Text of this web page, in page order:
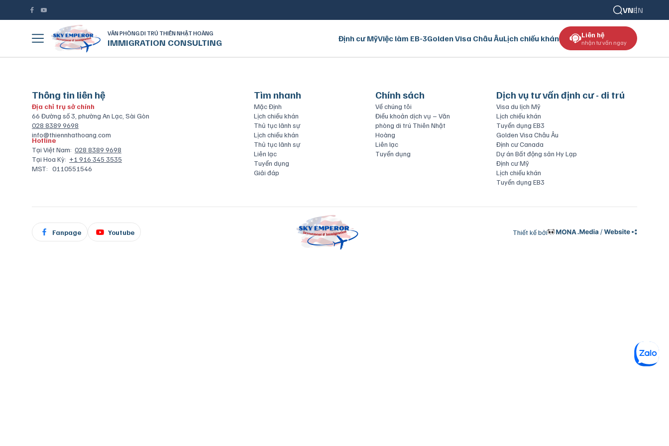
VNEN
VĂN PHÒNG DI TRÚ THIÊN NHẬT HOÀNG
IMMIGRATION CONSULTING Định cư MỹViệc làm EB-3Golden Visa Châu ÂuLịch chiếu khán Liên hệ
nhận tư vấn ngay
Thông tin liên hệ
Địa chỉ trụ sở chính
66 Đường số 3, phường An Lạc, Sài Gòn
028 8389 9698
info@thiennhathoang.com
Hotline
Tại Việt Nam: 028 8389 9698
Tại Hoa Kỳ: +1 916 345 3535
MST: 0110551546
Tìm nhanh
Mặc Định
Lịch chiếu khán
Thủ tục lãnh sự
Lịch chiếu khán
Thủ tục lãnh sự
Liên lạc
Tuyển dụng
Giải đáp
Chính sách
Về chúng tôi
Điều khoản dịch vụ – Văn
phòng di trú Thiên Nhật
Hoàng
Liên lạc
Tuyển dụng
Dịch vụ tư vấn định cư - di trú
Visa du lịch Mỹ
Lịch chiếu khán
Tuyển dụng EB3
Golden Visa Châu Âu
Định cư Canada
Dự án Bất động sản Hy Lạp
Định cư Mỹ
Lịch chiếu khán
Tuyển dụng EB3
Fanpage Youtube Thiết kế bởi